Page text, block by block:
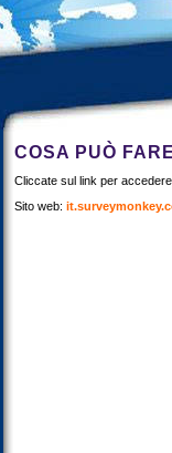
COSA PUÒ
Cliccate sul link per
Sito web: